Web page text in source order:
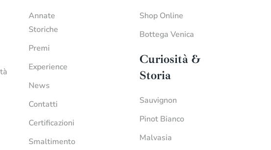
Annate
Storiche
Premi
Experience
News
Contatti
Certificazioni
Smaltimento
Shop Online
Bottega Venica
Curiosità &
Storia
Sauvignon
Pinot Bianco
Malvasia